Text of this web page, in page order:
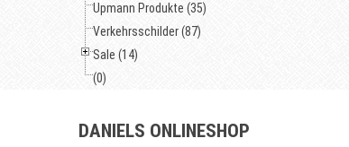
Upmann Produkte (35)
Verkehrsschilder (87)
Sale (14)
(0)
DANIELS ONLINESHOP